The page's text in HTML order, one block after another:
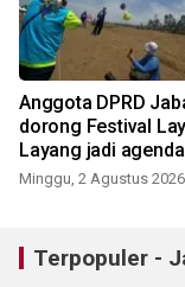
Anggota DPRD
dorong Festival
Layang jadi
Minggu, 2 Agustus 2026
Terpopuler -